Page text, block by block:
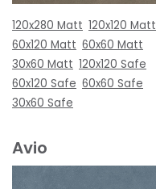
120x280 Matt 120x120 Matt
60x120 Matt 60x60 Matt
30x60 Matt 120x120 Safe
60x120 Safe 60x60 Safe
30x60 Safe
Avio